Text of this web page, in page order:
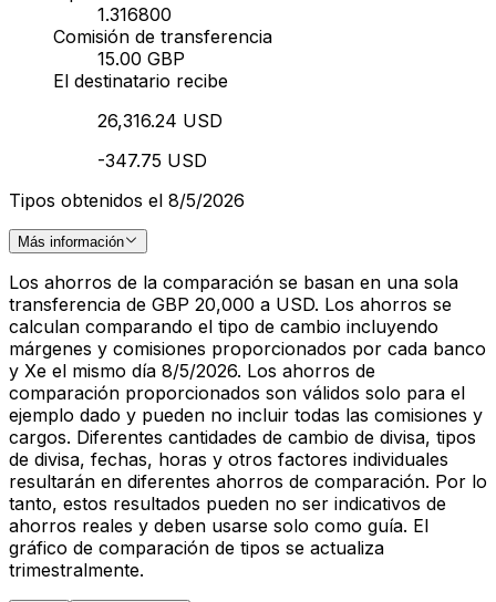
1.316800
Comisión de transferencia
15.00 GBP
El destinatario recibe
26,316.24 USD
-347.75 USD
Tipos obtenidos el 8/5/2026
Más información
Los ahorros de la comparación se basan en una sola
transferencia de GBP 20,000 a USD. Los ahorros se
calculan comparando el tipo de cambio incluyendo
márgenes y comisiones proporcionados por cada banco
y Xe el mismo día 8/5/2026. Los ahorros de
comparación proporcionados son válidos solo para el
ejemplo dado y pueden no incluir todas las comisiones y
cargos. Diferentes cantidades de cambio de divisa, tipos
de divisa, fechas, horas y otros factores individuales
resultarán en diferentes ahorros de comparación. Por lo
tanto, estos resultados pueden no ser indicativos de
ahorros reales y deben usarse solo como guía. El
gráfico de comparación de tipos se actualiza
trimestralmente.